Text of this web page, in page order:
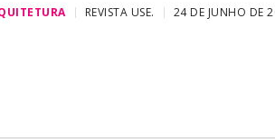
REVISTA USE. 24 DE JUNHO DE